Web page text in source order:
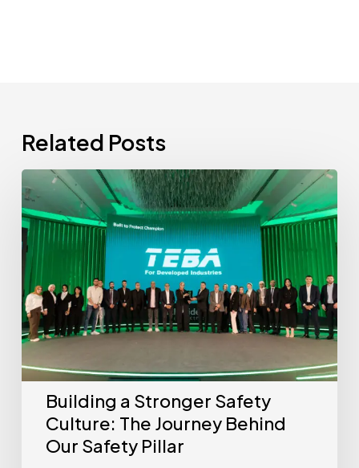
Related Posts
Building a Stronger Safety
Culture: The Journey Behind
Our Safety Pillar